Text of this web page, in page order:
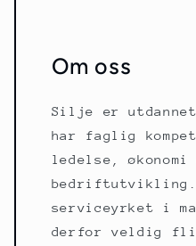
Om oss
Silje er
har faglig
ledelse, økonomi
bedriftutvikling.
serviceyrket i
derfor veldig